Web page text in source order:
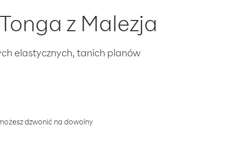
z Malezja
elastycznych, tanich planów
dzwonić na dowolny